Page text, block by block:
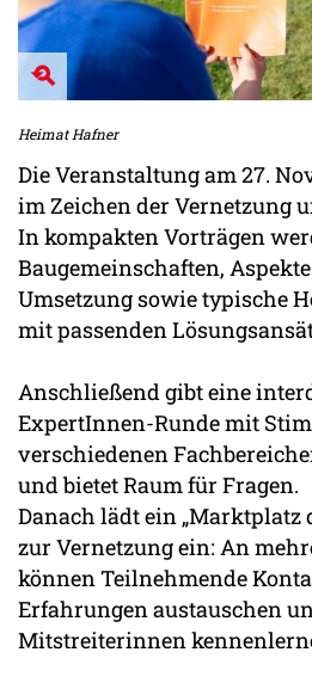
Heimat Hafner
Die Veranstaltung am 27.
im Zeichen der Vernetzung
In kompakten Vorträgen
Baugemeinschaften,
Umsetzung sowie typische
mit passenden
Anschließend gibt eine
ExpertInnen-Runde mit
verschiedenen
und bietet Raum für Fragen.
Danach lädt ein „Marktplatz
zur Vernetzung ein: An
können Teilnehmende
Erfahrungen austauschen
Mitstreiterinnen